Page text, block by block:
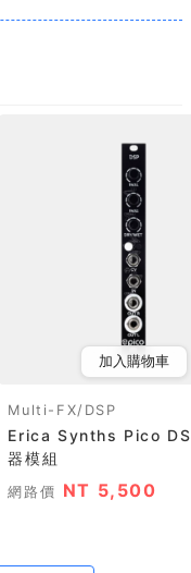
加入購物車
Multi-FX/DSP
Erica Synths Pico
器模組
網路價 NT 5,500